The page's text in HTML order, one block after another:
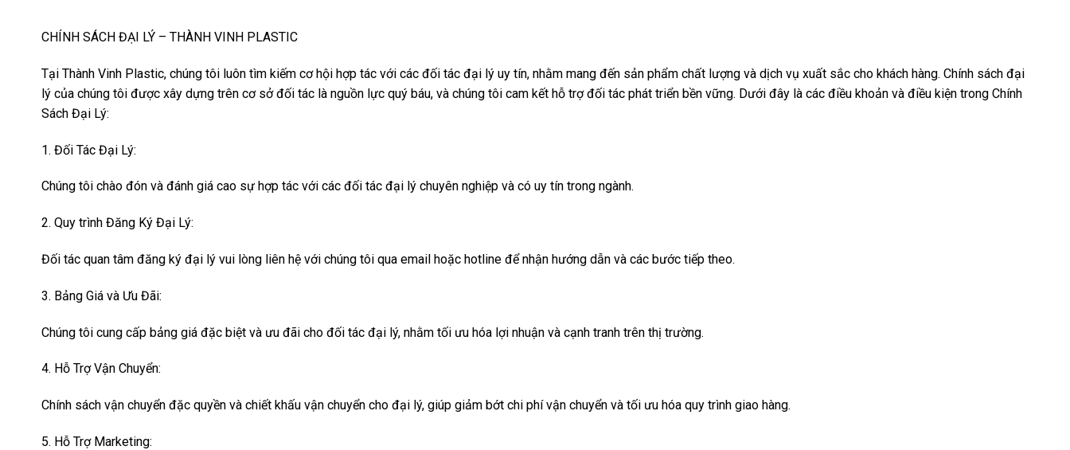
CHÍNH SÁCH ĐẠI LÝ – THÀNH VINH PLASTIC
Tại Thành Vinh Plastic, chúng tôi luôn tìm kiếm cơ hội hợp tác với các đối tác đại lý uy tín, nhằm mang đến sản phẩm chất lượng và dịch vụ xuất sắc cho khách hàng. Chính sách đại
lý của chúng tôi được xây dựng trên cơ sở đối tác là nguồn lực quý báu, và chúng tôi cam kết hỗ trợ đối tác phát triển bền vững. Dưới đây là các điều khoản và điều kiện trong Chính
Sách Đại Lý:
1. Đối Tác Đại Lý:
Chúng tôi chào đón và đánh giá cao sự hợp tác với các đối tác đại lý chuyên nghiệp và có uy tín trong ngành.
2. Quy trình Đăng Ký Đại Lý:
Đối tác quan tâm đăng ký đại lý vui lòng liên hệ với chúng tôi qua email hoặc hotline để nhận hướng dẫn và các bước tiếp theo.
3. Bảng Giá và Ưu Đãi:
Chúng tôi cung cấp bảng giá đặc biệt và ưu đãi cho đối tác đại lý, nhằm tối ưu hóa lợi nhuận và cạnh tranh trên thị trường.
4. Hỗ Trợ Vận Chuyển:
Chính sách vận chuyển đặc quyền và chiết khấu vận chuyển cho đại lý, giúp giảm bớt chi phí vận chuyển và tối ưu hóa quy trình giao hàng.
5. Hỗ Trợ Marketing: